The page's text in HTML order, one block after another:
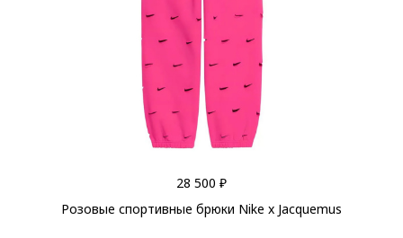
28 500 ₽
Розовые спортивные брюки Nike x Jacquemus